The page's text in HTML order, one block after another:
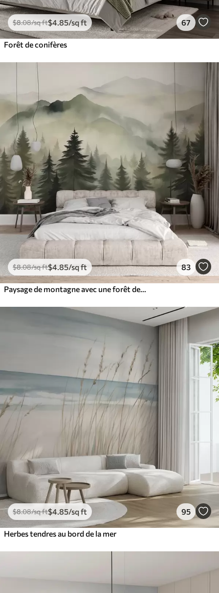
$8.08/sq ft$4 .85/sq ft 67
Forêt de conifères
$8.08/sq ft$4 .85/sq ft 83
$8.08/sq ft$4 .85/sq ft 95
Herbes tendres au bord de la mer